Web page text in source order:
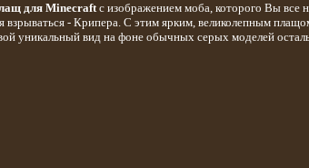
для Minecraftc изображением моба, которого Вы все
- Крипера. С этим ярким, великолепным
уникальный вид на фоне обычных серых моделей